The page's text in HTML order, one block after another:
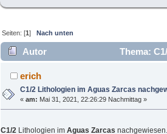
Seiten: [1]Nach unten
Autor
Thema:
Zarcas nachgewiesen (Gelesen 2758
erich
C1/2 Lithologien im Aguas Zarcas
«am: Mai 31, 2021, 22:26:29 Nachmittag »
C1/2 Lithologien im Aguas Zarcas nachgewiesen.